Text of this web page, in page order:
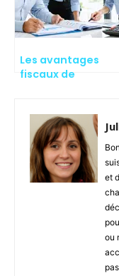
Les avantages
fiscaux de
et
ou